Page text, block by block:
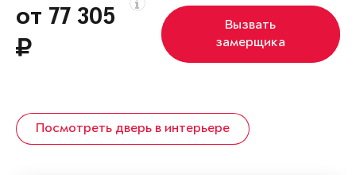
от 77 305
Вызвать
замерщика
Посмотреть дверь в интерьере